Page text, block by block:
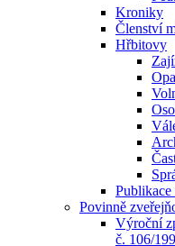
Kroniky
Členství
Hřbitovy
Publikace
Povinně
Výroční
č. 106/